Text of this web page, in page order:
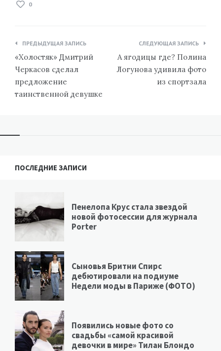
0
Навигация
по
записям
ПРЕДЫДУЩАЯ ЗАПИСЬ
«Холостяк» Дмитрий
Черкасов сделал
предложение
таинственной девушке
СЛЕДУЮЩАЯ ЗАПИСЬ
А ягодицы где? Полина
Логунова удивила фото
из спортзала
ПОСЛЕДНИЕ ЗАПИСИ
Пенелопа Крус стала звездой
новой фотосессии для журнала
Porter
Сыновья Бритни Спирс
дебютировали на подиуме
Недели моды в Париже (ФОТО)
Появились новые фото со
свадьбы «самой красивой
девочки в мире» Тилан Блондо